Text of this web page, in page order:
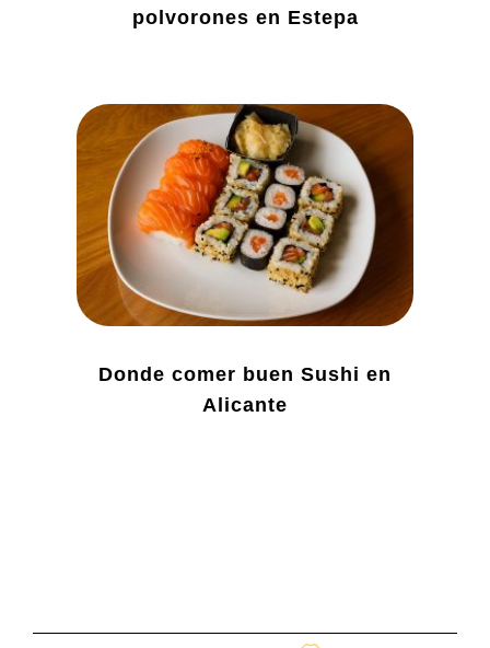
polvorones en Estepa
Donde comer buen Sushi en
Alicante